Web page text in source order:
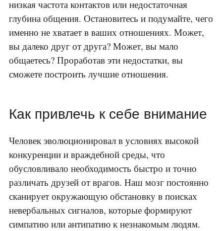
низкая частота контактов или недостаточная
глубина общения. Остановитесь и подумайте, чего
именно не хватает в ваших отношениях. Может,
вы далеко друг от друга? Может, вы мало
общаетесь? Проработав эти недостатки, вы
сможете построить лучшие отношения.
Как привлечь к себе внимание
Человек эволюционировал в условиях высокой
конкуренции и враждебной среды, что
обусловливало необходимость быстро и точно
различать друзей от врагов. Наш мозг постоянно
сканирует окружающую обстановку в поисках
невербальных сигналов, которые формируют
симпатию или антипатию к незнакомым людям.